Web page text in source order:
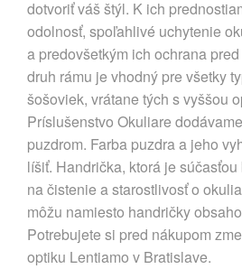
dotvoriť váš štýl. K ich
odolnosť, spoľahlivé uchytenie
a predovšetkým ich ochrana
druh rámu je vhodný pre všetky
šošoviek, vrátane tých s vyššou
Príslušenstvo Okuliare
puzdrom. Farba puzdra a jeho
líšiť. Handrička, ktorá je
na čistenie a starostlivosť o
môžu namiesto handričky
Potrebujete si pred nákupom
optiku Lentiamo v Bratislave.